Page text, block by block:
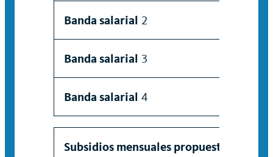
Banda salarial 2
Banda salarial 3
Banda salarial 4
Subsidios mensuales propuestos